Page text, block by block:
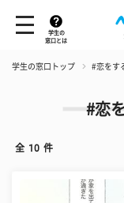
学生の
窓口とは
学生の窓口トップ #恋をす
#恋
全 10 件